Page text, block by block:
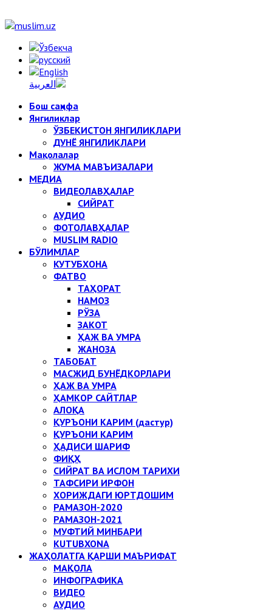
Бош саҳифа
Янгиликлар
ЎЗБЕКИСТОН ЯНГИЛИКЛАРИ
ДУНЁ ЯНГИЛИКЛАРИ
Мақолалар
ЖУМА МАВЪИЗАЛАРИ
МЕДИА
ВИДЕОЛАВҲАЛАР
СИЙРАТ
АУДИО
ФОТОЛАВҲАЛАР
MUSLIM RADIO
БЎЛИМЛАР
КУТУБХОНА
ФАТВО
ТАҲОРАТ
НАМОЗ
РЎЗА
ЗАКОТ
ҲАЖ ВА УМРА
ЖАНОЗА
ТАБОБАТ
МАСЖИД БУНЁДКОРЛАРИ
ҲАЖ ВА УМРА
ҲАМКОР САЙТЛАР
АЛОҚА
ҚУРЪОНИ КАРИМ (дастур)
ҚУРЪОНИ КАРИМ
ҲАДИСИ ШАРИФ
ФИҚҲ
СИЙРАТ ВА ИСЛОМ ТАРИХИ
ТАФСИРИ ИРФОН
ХОРИЖДАГИ ЮРТДОШИМ
РАМАЗОН-2020
РАМАЗОН-2021
МУФТИЙ МИНБАРИ
KUTUBXONA
ЖАҲОЛАТГА ҚАРШИ МАЪРИФАТ
МАҚОЛА
ИНФОГРАФИКА
ВИДЕО
АУДИО